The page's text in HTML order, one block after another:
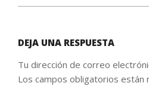
DEJA UNA RESPUESTA
Tu dirección de correo
Los campos obligatorios están